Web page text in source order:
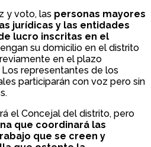
y voto, las personas mayores
jurídicas y las entidades
lucro inscritas en el
su domicilio en el distrito
en el plazo
representantes de los
participarán con voz pero sin
el Concejal del distrito, pero
que coordinará las
que se creen y